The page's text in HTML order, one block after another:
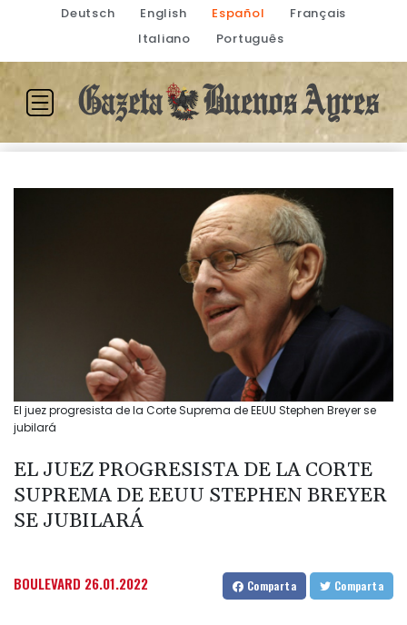
Deutsch English Español
Français
Italiano
Português
El juez progresista de la Corte Suprema de EEUU Stephen Breyer se
jubilará
EL JUEZ PROGRESISTA DE LA CORTE
SUPREMA DE EEUU STEPHEN BREYER
SE JUBILARÁ
BOULEVARD 26.01.2022 Comparta Comparta